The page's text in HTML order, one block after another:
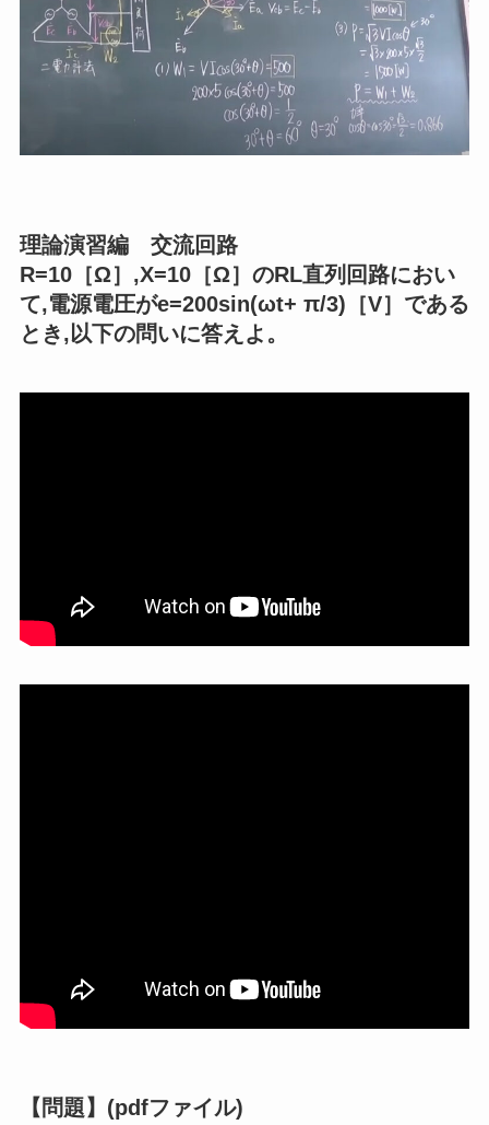
理論演習編 交流回路
R=10［Ω］,X=10［Ω］のRL直列回路におい
て,電源電圧がe=200sin(ωt+ π/3)［V］である
とき,以下の問いに答えよ。
【問題】(pdfファイル)